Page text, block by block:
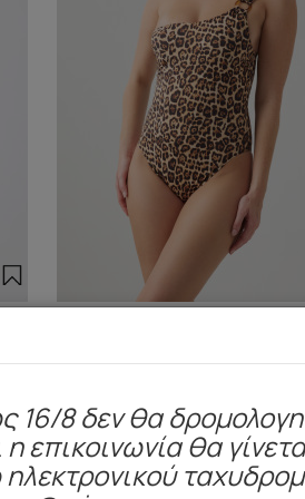
Berbers Ολόσωμο Μαγιό με
16/8 δεν θα
επικοινωνία θα